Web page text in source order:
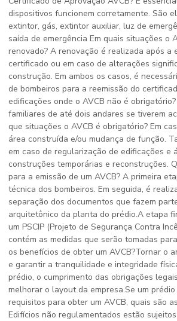
dispositivos funcionem corretamente. São
extintor, gás, extintor auxiliar, luz de
saída de emergência Em quais situações o
renovado? A renovação é realizada após a
certificado ou em caso de alterações
construção. Em ambos os casos, é
de bombeiros para a reemissão do
edificações onde o AVCB não é
familiares de até dois andares se tiverem
que situações o AVCB é obrigatório? Em
área construída e/ou mudança de função.
em caso de regularização de edificações e
construções temporárias e reconstruções.
para a emissão de um AVCB? A primeira
técnica dos bombeiros. Em seguida, é
separação dos documentos que fazem
arquitetônico da planta do prédio.A etapa
um PSCIP (Projeto de Segurança Contra
contém as medidas que serão tomadas
os benefícios de obter um AVCB?Tornar o
e garantir a tranquilidade e integridade
prédio, o cumprimento das obrigações
melhorar o layout da empresa.Se um
requisitos para obter um AVCB, quais são
Edifícios não regulamentados estão